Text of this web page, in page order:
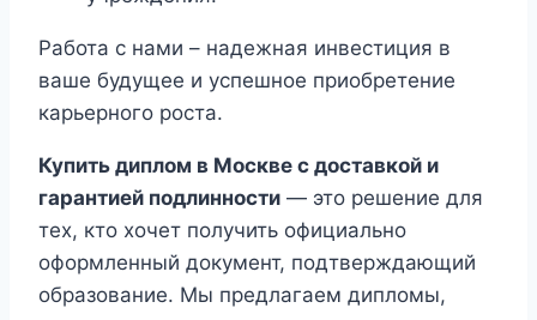
Работа с нами – надежная инвестиция в
ваше будущее и успешное приобретение
карьерного роста.
Купить диплом в Москве с доставкой и
гарантией подлинности — это решение для
тех, кто хочет получить официально
оформленный документ, подтверждающий
образование. Мы предлагаем дипломы,